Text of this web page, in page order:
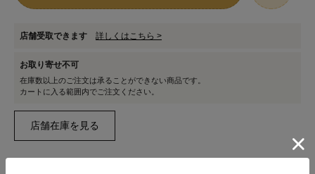
店舗受取できます 詳しくはこちら >
お取り寄せ不可
在庫数以上のご注文は承ることができない商品です。
カートに入る範囲内でご注文ください。